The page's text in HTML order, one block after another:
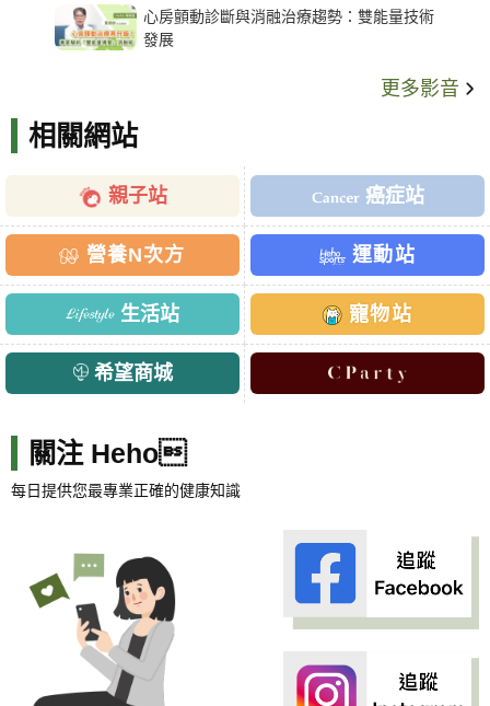
心房顫動診斷與消融治療趨勢：雙能量技術
發展
更多影音
相關網站
親子站 癌症站
營養N次方 運動站
生活站 寵物站
希望商城
關注 Heho
每日提供您最專業正確的健康知識